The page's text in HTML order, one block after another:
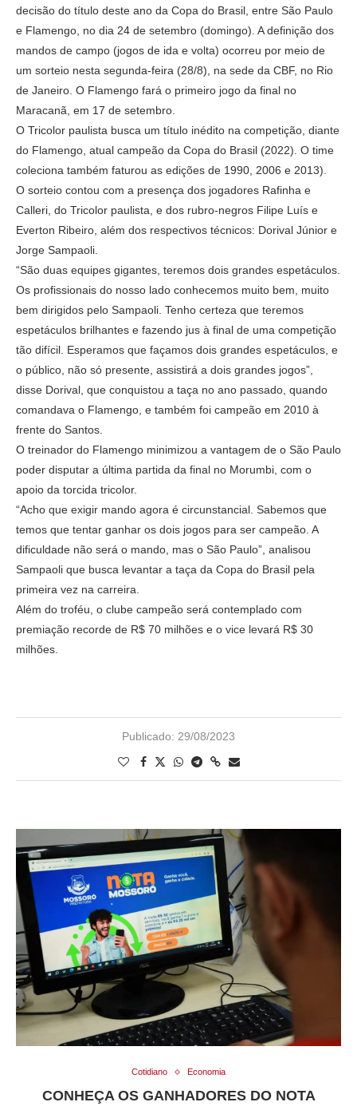
decisão do título deste ano da Copa do Brasil, entre São Paulo
e Flamengo, no dia 24 de setembro (domingo). A definição dos
mandos de campo (jogos de ida e volta) ocorreu por meio de
um sorteio nesta segunda-feira (28/8), na sede da CBF, no Rio
de Janeiro. O Flamengo fará o primeiro jogo da final no
Maracanã, em 17 de setembro.
O Tricolor paulista busca um título inédito na competição, diante
do Flamengo, atual campeão da Copa do Brasil (2022). O time
coleciona também faturou as edições de 1990, 2006 e 2013).
O sorteio contou com a presença dos jogadores Rafinha e
Calleri, do Tricolor paulista, e dos rubro-negros Filipe Luís e
Everton Ribeiro, além dos respectivos técnicos: Dorival Júnior e
Jorge Sampaoli.
“São duas equipes gigantes, teremos dois grandes espetáculos.
Os profissionais do nosso lado conhecemos muito bem, muito
bem dirigidos pelo Sampaoli. Tenho certeza que teremos
espetáculos brilhantes e fazendo jus à final de uma competição
tão difícil. Esperamos que façamos dois grandes espetáculos, e
o público, não só presente, assistirá a dois grandes jogos”,
disse Dorival, que conquistou a taça no ano passado, quando
comandava o Flamengo, e também foi campeão em 2010 à
frente do Santos.
O treinador do Flamengo minimizou a vantagem de o São Paulo
poder disputar a última partida da final no Morumbi, com o
apoio da torcida tricolor.
“Acho que exigir mando agora é circunstancial. Sabemos que
temos que tentar ganhar os dois jogos para ser campeão. A
dificuldade não será o mando, mas o São Paulo”, analisou
Sampaoli que busca levantar a taça da Copa do Brasil pela
primeira vez na carreira.
Além do troféu, o clube campeão será contemplado com
premiação recorde de R$ 70 milhões e o vice levará R$ 30
milhões.
Publicado: 29/08/2023
Cotidiano Economia
CONHEÇA OS GANHADORES DO NOTA